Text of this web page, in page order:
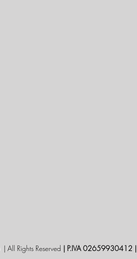
| All Rights Reserved | P.IVA 02659930412 |